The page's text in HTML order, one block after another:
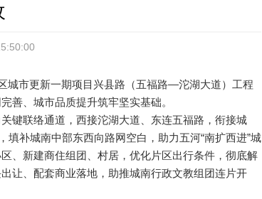
市更新一期项目兴县路（五福路—沱湖大道）工程
善、城市品质提升筑牢坚实基础。
联络通道，西接沱湖大道、东连五福路，衔接城
填补城南中部东西向路网空白，助力五河“南扩西进”城
、新建商住组团、村居，优化片区出行条件，彻底解
让、配套商业落地，助推城南行政文教组团连片开